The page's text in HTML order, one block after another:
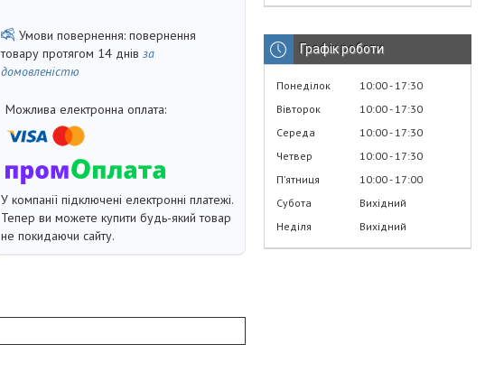
повернення
товару протягом 14 днів за
домовленістю
У компанії підключені електронні платежі.
Тепер ви можете купити будь-який товар
не покидаючи сайту.
Графік роботи
Понеділок 10:00 17:30
Вівторок
10:00 17:30
Середа
10:00 17:30
Четвер
10:00 17:30
Пʼятниця
10:00 17:00
Субота
Вихідний
Неділя
Вихідний